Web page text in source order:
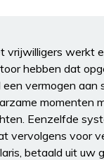
vrijwilligers werkt
hebben dat
vermogen aan
momenten
Eenzelfde
vervolgens voor
betaald uit uw